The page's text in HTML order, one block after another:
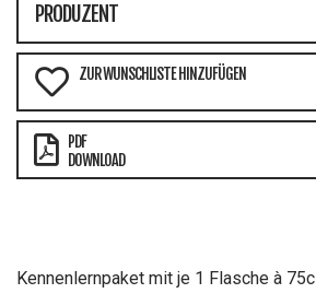
PRODUZENT
ZUR WUNSCHLISTE HINZUFÜGEN
PDF
DOWNLOAD
Kennenlernpaket mit je 1 Flasche à 75cl